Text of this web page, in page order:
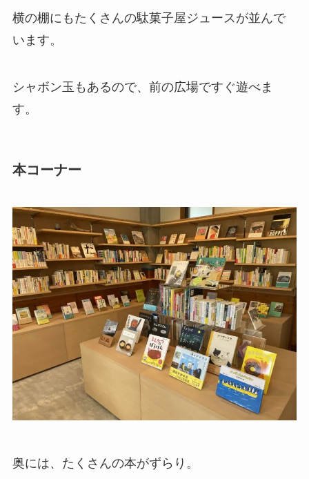
横の棚にもたくさんの駄菓子屋ジュースが並んで
います。
シャボン玉もあるので、前の広場ですぐ遊べま
す。
本コーナー
奥には、たくさんの本がずらり。